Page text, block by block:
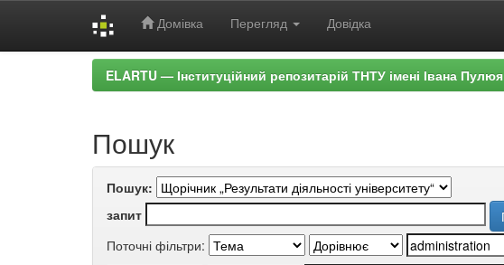
Домівка Перегляд Довідка
ELARTU — Інституційний репозитарій ТНТУ імені Івана Пулюя
Пошук
Пошук:
запит
Поточні фільтри: